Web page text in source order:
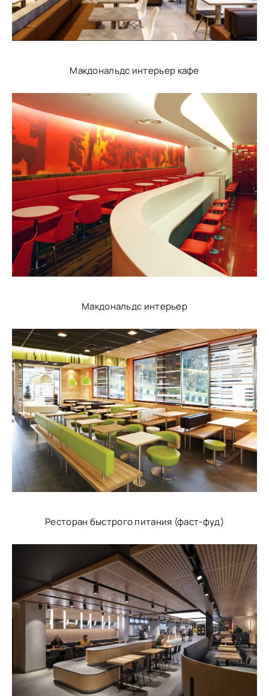
Макдональдс интерьер кафе
Макдональдс интерьер
Ресторан быстрого питания (фаст-фуд)